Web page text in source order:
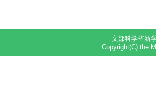
文部科学省新
Copyright(C) the